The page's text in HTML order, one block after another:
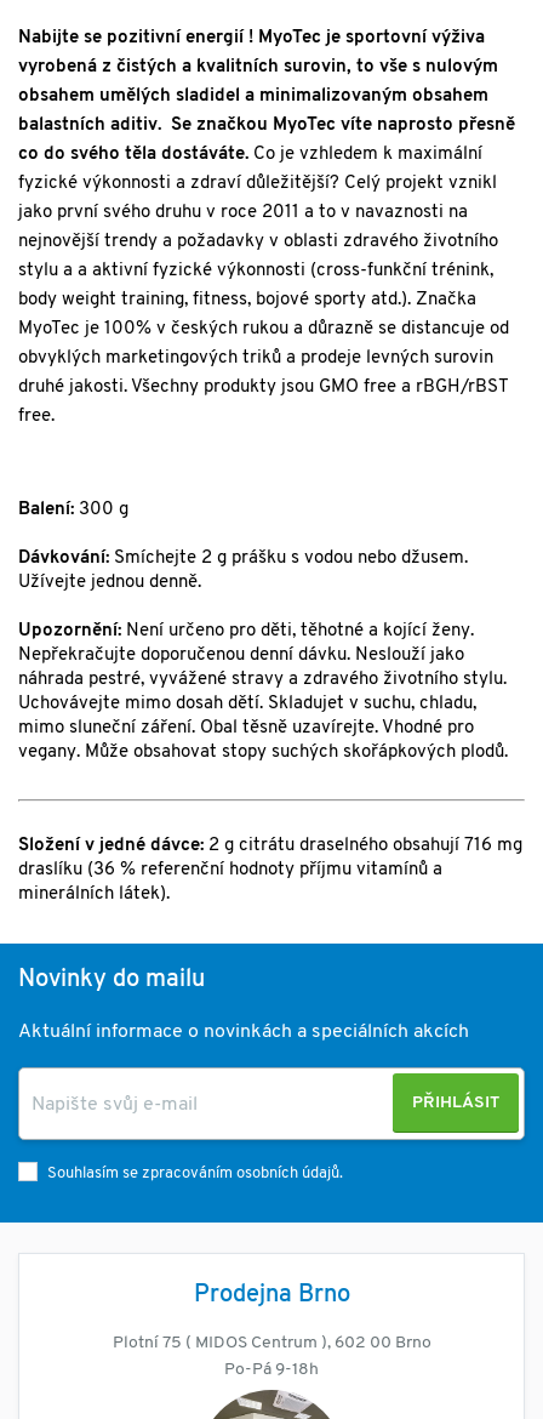
Nabijte se pozitivní energií ! MyoTec je sportovní výživa
vyrobená z čistých a kvalitních surovin, to vše s nulovým
obsahem umělých sladidel a minimalizovaným obsahem
balastních aditiv. Se značkou MyoTec víte naprosto přesně
co do svého těla dostáváte. Co je vzhledem k maximální
fyzické výkonnosti a zdraví důležitější? Celý projekt vznikl
jako první svého druhu v roce 2011 a to v navaznosti na
nejnovější trendy a požadavky v oblasti zdravého životního
stylu a a aktivní fyzické výkonnosti (cross-funkční trénink,
body weight training, fitness, bojové sporty atd.). Značka
MyoTec je 100% v českých rukou a důrazně se distancuje od
obvyklých marketingových triků a prodeje levných surovin
druhé jakosti. Všechny produkty jsou GMO free a rBGH/rBST
free.
Balení: 300 g
Dávkování: Smíchejte 2 g prášku s vodou nebo džusem.
Užívejte jednou denně.
Upozornění: Není určeno pro děti, těhotné a kojící ženy.
Nepřekračujte doporučenou denní dávku. Neslouží jako
náhrada pestré, vyvážené stravy a zdravého životního stylu.
Uchovávejte mimo dosah dětí. Skladujet v suchu, chladu,
mimo sluneční záření. Obal těsně uzavírejte. Vhodné pro
vegany. Může obsahovat stopy suchých skořápkových plodů.
Složení v jedné dávce: 2 g citrátu draselného obsahují 716 mg
draslíku (36 % referenční hodnoty příjmu vitamínů a
minerálních látek).
Novinky do mailu
Aktuální informace o novinkách a speciálních akcích
PŘIHLÁSIT
Souhlasím se zpracováním osobních údajů.
Prodejna Brno
Plotní 75 ( MIDOS Centrum ), 602 00 Brno
Po-Pá 9-18h